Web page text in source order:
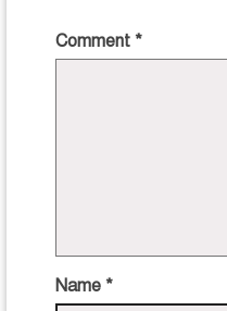
Comment *
Name *